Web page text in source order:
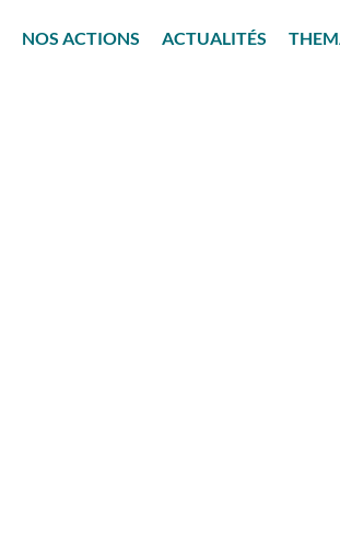
NOS ACTIONS ACTUALITÉS